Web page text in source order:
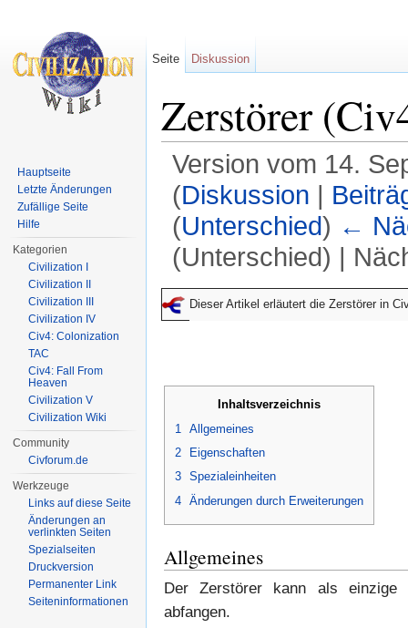
Zerstörer
Version vom 14.
(Diskussion |
(Unterschied) ←
(Unterschied) |
Dieser Artikel erläutert die Zerstörer in
Inhaltsverzeichnis
1
Allgemeines
2
Eigenschaften
3 Spezialeinheiten
4 Änderungen durch Erweiterungen
Allgemeines
Der Zerstörer kann als einzige
abfangen.
Seite Diskussion
Hauptseite
Letzte Änderungen
Zufällige Seite
Hilfe
Kategorien
Civilization I
Civilization II
Civilization III
Civilization IV
Civ4: Colonization
TAC
Civ4: Fall From
Heaven
Civilization V
Civilization Wiki
Community
Civforum.de
Werkzeuge
Links auf diese Seite
Änderungen an
verlinkten Seiten
Spezialseiten
Druckversion
Permanenter Link
Seiten­informationen